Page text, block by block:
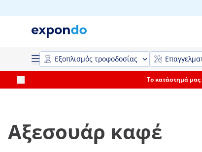
Εξοπλισμός τροφοδοσίας
Το κατάστημά
Αξεσουάρ καφέ